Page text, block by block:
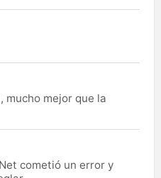
mucho mejor que la
cometió un error y